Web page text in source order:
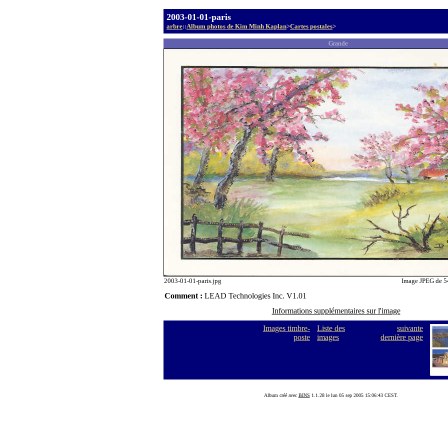
2003-01-01-paris
arbre::Album photos de Kim Minh Kaplan>Cartes postales>
Grande
2003-01-01-paris.jpg Image JPEG de
Comment : LEAD Technologies Inc. V1.01
Informations supplémentaires sur l'image
Images timbre-
poste
Liste des
images
suivante
dernière page
Album créé avec BINS 1.1.28 le lun 05 sep 2005 15:06:43 CEST.